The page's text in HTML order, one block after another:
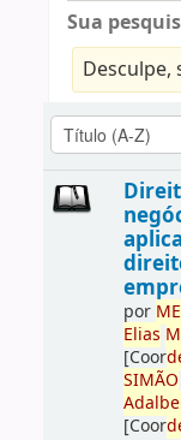
Sua
Desculpe,
por ME
Elias
[Coor
SIMÃO
[Coor